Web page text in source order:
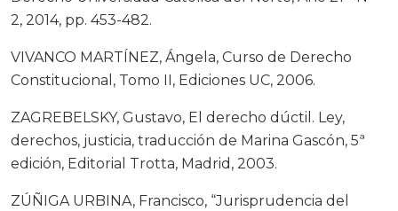
2, 2014, pp. 453-482.
VIVANCO MARTÍNEZ, Ángela, Curso de Derecho
Constitucional, Tomo II, Ediciones UC, 2006.
ZAGREBELSKY, Gustavo, El derecho dúctil. Ley,
derechos, justicia, traducción de Marina Gascón, 5ª
edición, Editorial Trotta, Madrid, 2003.
ZÚÑIGA URBINA, Francisco, “Jurisprudencia del